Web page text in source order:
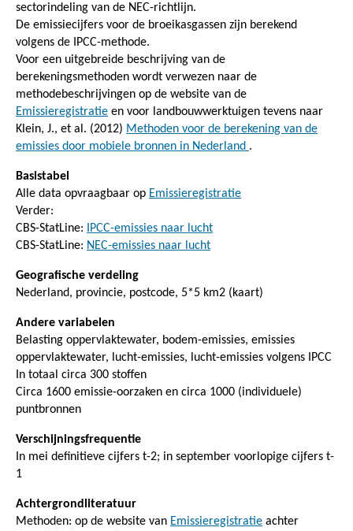
sectorindeling van de NEC-richtlijn.
De emissiecijfers voor de broeikasgassen zijn berekend
volgens de IPCC-methode.
Voor een uitgebreide beschrijving van de
berekeningsmethoden wordt verwezen naar de
methodebeschrijvingen op de website van de
Emissieregistratie en voor landbouwwerktuigen tevens naar
Klein, J., et al. (2012) Methoden voor de berekening van de
emissies door mobiele bronnen in Nederland .
Basistabel
Alle data opvraagbaar op Emissieregistratie
Verder:
CBS-StatLine:
IPCC-emissies naar lucht
CBS-StatLine: NEC-emissies naar lucht
Geografische verdeling
Nederland, provincie, postcode, 5*5 km2 (kaart)
Andere variabelen
Belasting oppervlaktewater, bodem-emissies, emissies
oppervlaktewater, lucht-emissies, lucht-emissies volgens IPCC
In totaal circa 300 stoffen
Circa 1600 emissie-oorzaken en circa 1000 (individuele)
puntbronnen
Verschijningsfrequentie
In mei definitieve cijfers t-2; in september voorlopige cijfers t-
1
Achtergrondliteratuur
Methoden: op de website van Emissieregistratie achter